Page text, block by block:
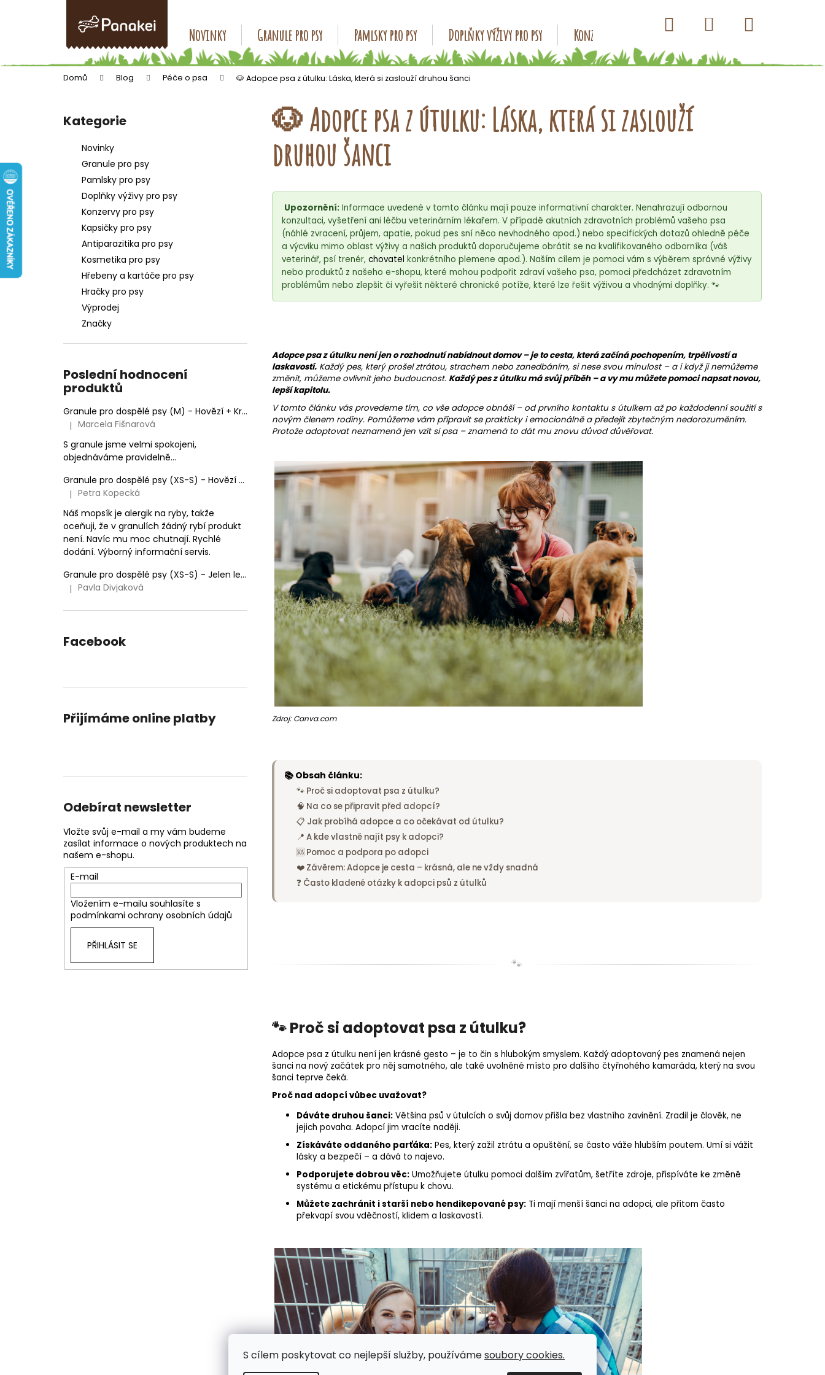
S cílem poskytovat co nejlepší služby, používámesoubory cookies.
Novinky Granule pro psy Pamlsky pro psy Doplňky výživy pro psy Konzervy pro psy Kapsičky pro psy
Hledat Přihlášení
košík
Domů Blog Péče o psa 🐶 Adopce psa z útulku: Láska, která si zaslouží druhou šanci
Přeskočit
kategorie
Kategorie
Novinky
Granule pro psy
Pamlsky pro psy
Doplňky výživy pro psy
Konzervy pro psy
Kapsičky pro psy
Antiparazitika pro psy
Kosmetika pro psy
Hřebeny a kartáče pro psy
Hračky pro psy
Výprodej
Značky
Poslední hodnocení
produktů
Granule pro dospělé psy (M) - Hovězí + Krůtí 9kg
Hodnocení produktu je 5 z 5 hvězdiček.
| Marcela Fišnarová
S granule jsme velmi spokojeni,
objednáváme pravidelně...
Granule pro dospělé psy (XS-S) - Hovězí + Krůtí
18kg (2x9kg)
Hodnocení produktu je 5 z 5 hvězdiček.
| Petra Kopecká
Náš mopsík je alergik na ryby, takže
oceňuji, že v granulích žádný rybí produkt
není. Navíc mu moc chutnají. Rychlé
dodání. Výborný informační servis.
Granule pro dospělé psy (XS-S) - Jelen lesní (SENSITIVE) 9kg
Hodnocení produktu je 5 z 5 hvězdiček.
| Pavla Divjaková
Facebook
Přijímáme online platby
Odebírat newsletter
Vložte svůj e-mail a my vám budeme
zasílat informace o nových produktech na
našem e-shopu.
E-mail
Vložením e-mailu souhlasíte s
podmínkami ochrany osobních údajů
PŘIHLÁSIT SE
🐶 Adopce psa z útulku: Láska, která si zaslouží
druhou šanci
Upozornění: Informace uvedené v tomto článku mají pouze informativní charakter. Nenahrazují odbornou
konzultaci, vyšetření ani léčbu veterinárním lékařem. V případě akutních zdravotních problémů vašeho psa
(náhlé zvracení, průjem, apatie, pokud pes sní něco nevhodného apod.) nebo specifických dotazů ohledně péče
a výcviku mimo oblast výživy a našich produktů doporučujeme obrátit se na kvalifikovaného odborníka (váš
veterinář, psí trenér, chovatel konkrétního plemene apod.). Naším cílem je pomoci vám s výběrem správné výživy
nebo produktů z našeho e-shopu, které mohou podpořit zdraví vašeho psa, pomoci předcházet zdravotním
problémům nebo zlepšit či vyřešit některé chronické potíže, které lze řešit výživou a vhodnými doplňky. 🐾
Adopce psa z útulku není jen o rozhodnutí nabídnout domov – je to cesta, která začíná pochopením, trpělivostí a
laskavostí. Každý pes, který prošel ztrátou, strachem nebo zanedbáním, si nese svou minulost – a i když ji nemůžeme
změnit, můžeme ovlivnit jeho budoucnost. Každý pes z útulku má svůj příběh – a vy mu můžete pomoci napsat novou,
lepší kapitolu.
V tomto článku vás provedeme tím, co vše adopce obnáší – od prvního kontaktu s útulkem až po každodenní soužití s
novým členem rodiny. Pomůžeme vám připravit se prakticky i emocionálně a předejít zbytečným nedorozuměním.
Protože adoptovat neznamená jen vzít si psa – znamená to dát mu znovu důvod důvěřovat.
Zdroj: Canva.com
📚 Obsah článku:
🐾 Proč si adoptovat psa z útulku?
🧠 Na co se připravit před adopcí?
📋 Jak probíhá adopce a co očekávat od útulku?
📍 A kde vlastně najít psy k adopci?
🆘 Pomoc a podpora po adopci
❤️ Závěrem: Adopce je cesta – krásná, ale ne vždy snadná
❓ Často kladené otázky k adopci psů z útulků
🐾
🐾 Proč si adoptovat psa z útulku?
Adopce psa z útulku není jen krásné gesto – je to čin s hlubokým smyslem. Každý adoptovaný pes znamená nejen
šanci na nový začátek pro něj samotného, ale také uvolněné místo pro dalšího čtyřnohého kamaráda, který na svou
šanci teprve čeká.
Proč nad adopcí vůbec uvažovat?
Dáváte druhou šanci: Většina psů v útulcích o svůj domov přišla bez vlastního zavinění. Zradil je člověk, ne
jejich povaha. Adopcí jim vracíte naději.
Získáváte oddaného parťáka: Pes, který zažil ztrátu a opuštění, se často váže hlubším poutem. Umí si vážit
lásky a bezpečí – a dává to najevo.
Podporujete dobrou věc: Umožňujete útulku pomoci dalším zvířatům, šetříte zdroje, přispíváte ke změně
systému a etickému přístupu k chovu.
Můžete zachránit i starší nebo hendikepované psy: Ti mají menší šanci na adopci, ale přitom často
překvapí svou vděčností, klidem a laskavostí.
k
obchodu
obchodu
Co potřebujete najít?
HLEDAT
Doporučujeme